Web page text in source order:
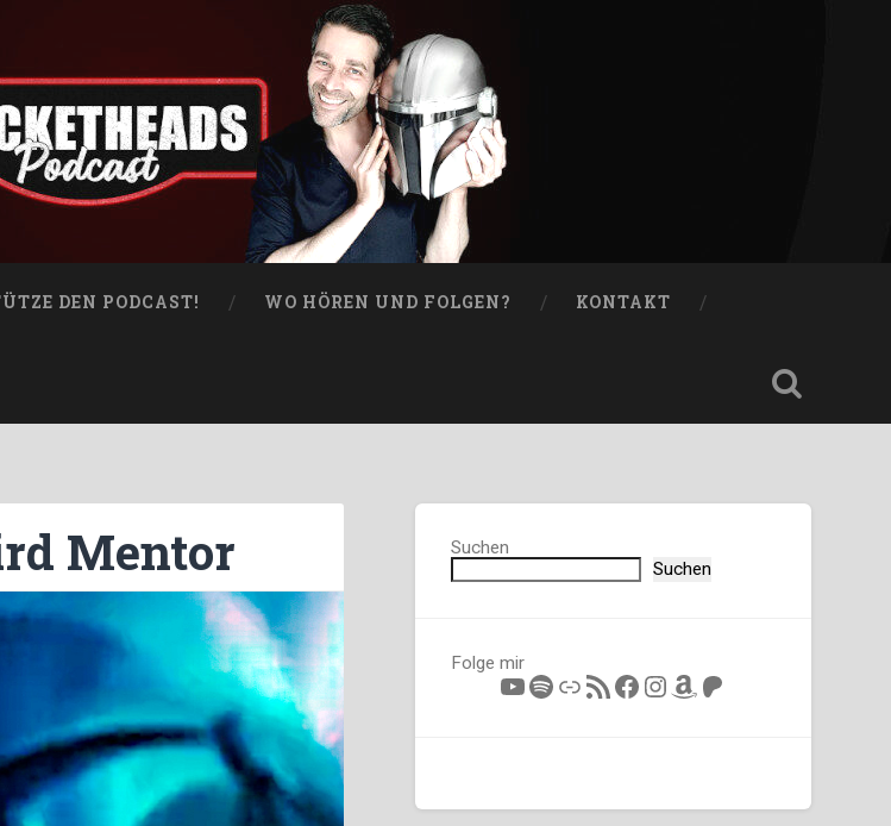
DEN PODCAST! WO HÖREN UND FOLGEN? KONTAKT
Mentor
Suchen
Suchen
Folge mir
YouTube
Spotify
LinkRSS-FeedFacebook
Instagram
Amazon
Patreon